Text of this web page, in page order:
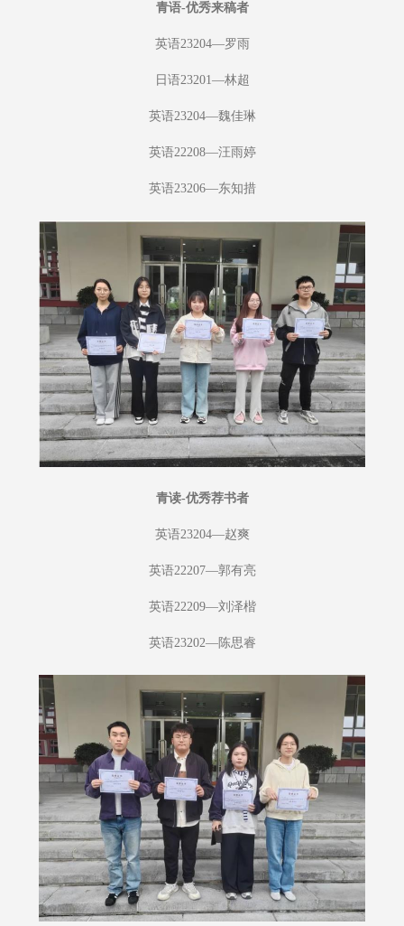
青语-优秀来稿者
英语23204—罗雨
日语23201—林超
英语23204—魏佳琳
英语22208—汪雨婷
英语23206—东知措
青读-优秀荐书者
英语23204—赵爽
英语22207—郭有亮
英语22209—刘泽楷
英语23202—陈思睿